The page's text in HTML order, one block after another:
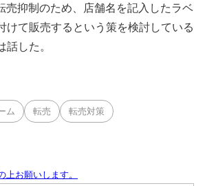
抑制のため、店舗名を記入したラベ
けて販売するという策を検討している
した。
ム 転売 転売対策